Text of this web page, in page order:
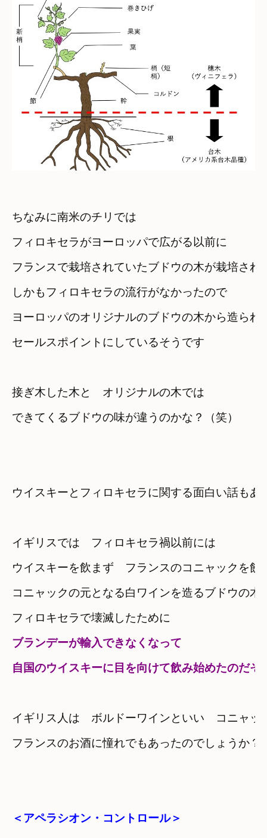
ちなみに南米のチリでは
フィロキセラがヨーロッパで広がる以前に
フランスで栽培されていたブドウの木が栽培され
しかもフィロキセラの流行がなかったので
ヨーロッパのオリジナルのブドウの木から造られ
セールスポイントにしているそうです
接ぎ木した木と　オリジナルの木では
ウイスキーとフィロキセラに関する面白い話もあ
イギリスでは　フィロキセラ禍以前には
ウイスキーを飲まず　フランスのコニャックを飲
コニャックの元となる白ワインを造るブドウの木
フィロキセラで壊滅したために
ブランデーが輸入できなくなって
自国のウイスキーに目を向けて飲み始めたのだそ
イギリス人は　ボルドーワインといい　コニャッ
＜アペラシオン・コントロール＞